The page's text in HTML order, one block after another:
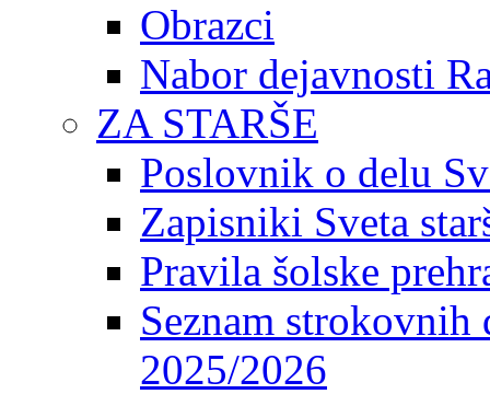
Obrazci
Nabor dejavnosti
ZA STARŠE
Poslovnik o delu
Zapisniki Sveta
Pravila šolske
Seznam
2025/2026